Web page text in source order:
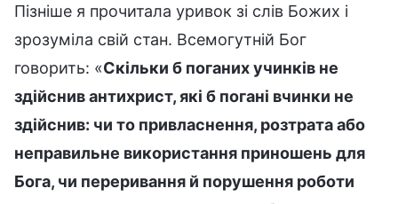
Пізніше я прочитала уривок зі слів Божих і
зрозуміла свій стан. Всемогутній Бог
говорить: «Скільки б поганих учинків не
здійснив антихрист, які б погані вчинки не
здійснив: чи то привласнення, розтрата або
неправильне використання приношень для
Бога, чи переривання й порушення роботи